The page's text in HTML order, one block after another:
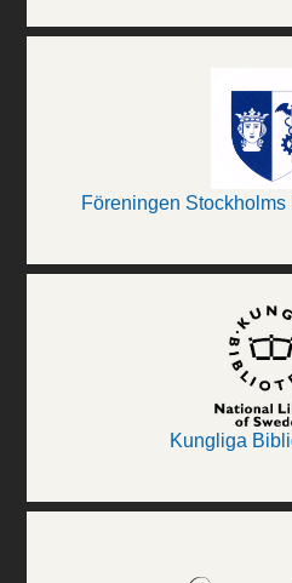
Föreningen
Kungliga